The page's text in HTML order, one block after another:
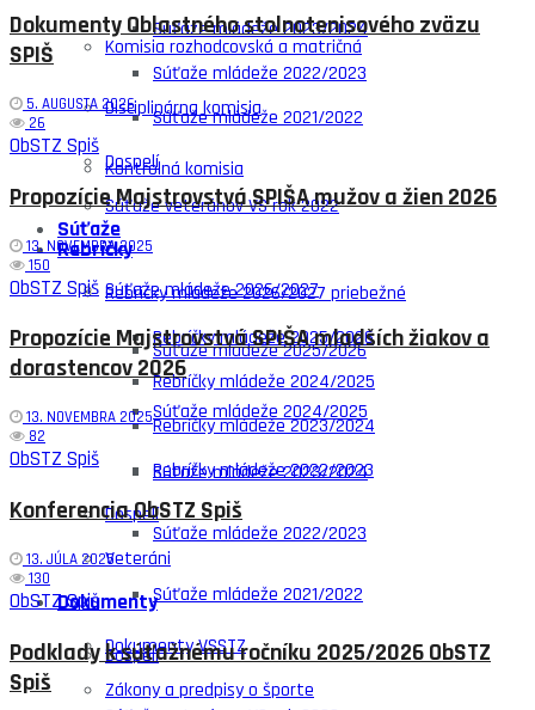
Súťaže mládeže 2023/2024
Súťaže mládeže 2022/2023
Súťaže mládeže 2021/2022
Dospelí
Súťaže veteránov VS rok 2022
Rebríčky
Rebríčky mládeže 2026/2027 priebežné
Rebríčky mládeže 2025/2026
Rebríčky mládeže 2024/2025
Rebríčky mládeže 2023/2024
Rebríčky mládeže 2022/2023
Dospelí
Veteráni
Dokumenty
Dokumenty VSSTZ
Zákony a predpisy o športe
Komisia rozhodcovská a matričná
Disciplinárna komisia
Kontrolná komisia
Súťaže
Súťaže mládeže 2026/2027
Súťaže mládeže 2025/2026
Súťaže mládeže 2024/2025
Súťaže mládeže 2023/2024
Súťaže mládeže 2022/2023
Súťaže mládeže 2021/2022
Dospelí
Dokumenty Oblastného stolnotenisového zväzu
SPIŠ
5. AUGUSTA 2026
26
ObSTZ Spiš
Propozície Majstrovstvá SPIŠA mužov a žien 2026
13. NOVEMBRA 2025
150
ObSTZ Spiš
Propozície Majstrovstvá SPIŠA mladších žiakov a
dorastencov 2026
13. NOVEMBRA 2025
82
ObSTZ Spiš
Konferencia ObSTZ Spiš
13. JÚLA 2025
130
ObSTZ Spiš
Podklady k súťažnému ročníku 2025/2026 ObSTZ
Spiš